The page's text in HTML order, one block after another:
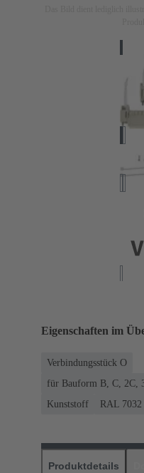
Eigenschaften im
Verbindungsstück O
für Bauform B, C, 2C,
Kunststoff
RAL
Produktdetails